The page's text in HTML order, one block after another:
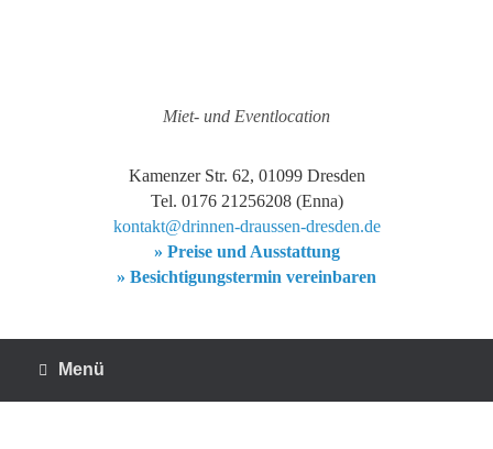
Miet- und Eventlocation
Kamenzer Str. 62, 01099 Dresden
Tel. 0176 21256208 (Enna)
kontakt@drinnen-draussen-dresden.de
» Preise und Ausstattung
» Besichtigungstermin vereinbaren
Menü